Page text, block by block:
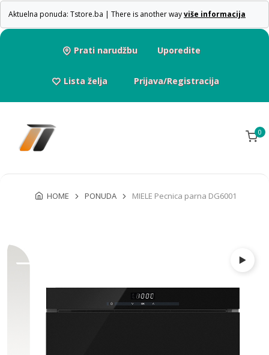
Aktuelna ponuda: Tstore.ba | There is another wayviše informacija
Prati narudžbu Uporedite
Lista želja Prijava/Registracija
0
HOME PONUDA MIELE Pecnica parna DG6001